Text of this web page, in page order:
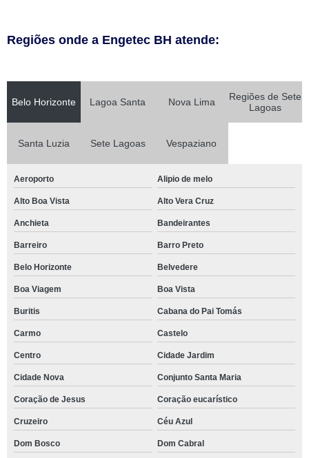
Regiões onde a Engetec BH atende:
Belo Horizonte Lagoa Santa Nova Lima
Regiões de Sete
Lagoas
Santa Luzia Sete Lagoas Vespaziano
Aeroporto Alipio de melo
Alto Boa Vista Alto Vera Cruz
Anchieta Bandeirantes
Barreiro Barro Preto
Belo Horizonte Belvedere
Boa Viagem Boa Vista
Buritis Cabana do Pai Tomás
Carmo Castelo
Centro Cidade Jardim
Cidade Nova Conjunto Santa Maria
Coração de Jesus Coração eucarístico
Cruzeiro Céu Azul
Dom Bosco Dom Cabral